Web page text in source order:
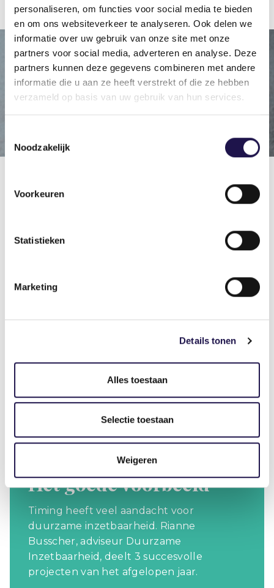
personaliseren, om functies voor social media te bieden
en om ons websiteverkeer te analyseren. Ook delen we
informatie over uw gebruik van onze site met onze
partners voor social media, adverteren en analyse. Deze
partners kunnen deze gegevens combineren met andere
informatie die u aan ze heeft verstrekt of die ze hebben
verzameld op basis van uw gebruik van hun services.
Noodzakelijk
Voorkeuren
Statistieken
Marketing
Details tonen
Alles toestaan
Selectie toestaan
Weigeren
“Wat ik wil, is uitzendkrachten
verder helpen.”
Het goede voorbeeld
Timing heeft veel aandacht voor
duurzame inzetbaarheid. Rianne
Busscher, adviseur Duurzame
Inzetbaarheid, deelt 3 succesvolle
projecten van het afgelopen jaar.